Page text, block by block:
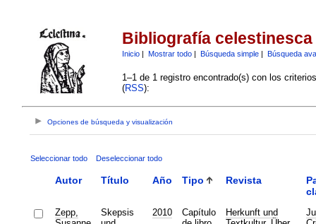
Bibliografía celestinesca
Inicio| Mostrar todo| Búsqueda simple| Búsqueda
1–1 de 1 registro encontrado(s) con los
(RSS):
Opciones de búsqueda y visualización
Seleccionar todo Deseleccionar todo
Autor Título Año Tipo Revista
Zepp,
Skepsis
2010
Capítulo
Herkunft und